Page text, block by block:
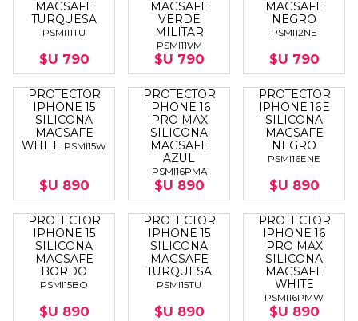
MAGSAFE
TURQUESA
PSMI11TU
$U 790
MAGSAFE
VERDE
MILITAR
PSMI11VM
$U 790
MAGSAFE
NEGRO
PSMI12NE
$U 790
PROTECTOR
IPHONE 15
SILICONA
MAGSAFE
WHITE PSMI15W
$U 890
PROTECTOR
IPHONE 16
PRO MAX
SILICONA
MAGSAFE
AZUL
PSMI16PMA
$U 890
PROTECTOR
IPHONE 16E
SILICONA
MAGSAFE
NEGRO
PSMI16ENE
$U 890
PROTECTOR
IPHONE 15
SILICONA
MAGSAFE
BORDO
PSMI15BO
$U 890
PROTECTOR
IPHONE 15
SILICONA
MAGSAFE
TURQUESA
PSMI15TU
$U 890
PROTECTOR
IPHONE 16
PRO MAX
SILICONA
MAGSAFE
WHITE
PSMI16PMW
$U 890